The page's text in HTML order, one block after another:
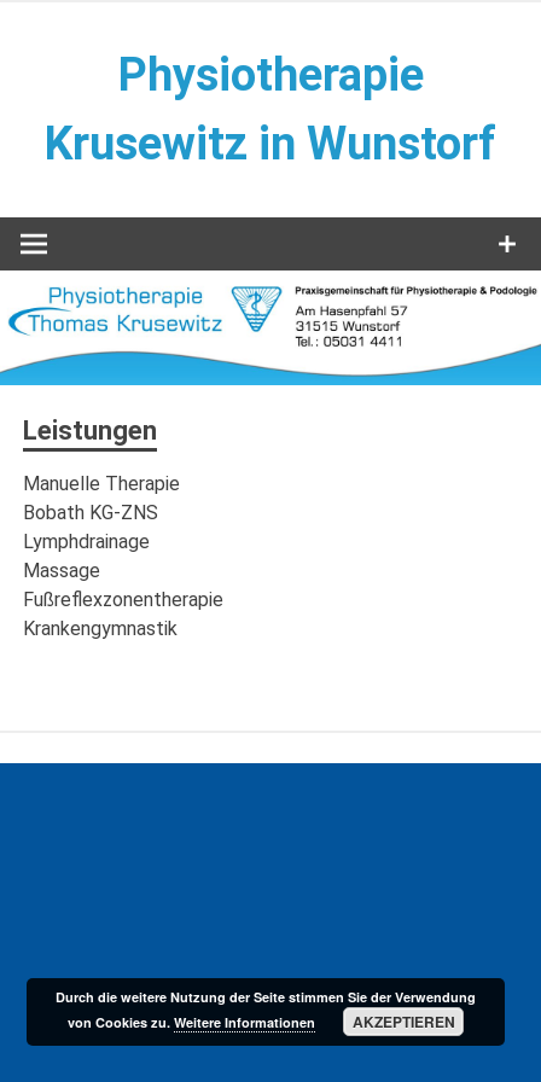
Physiotherapie
Krusewitz in Wunstorf
Leistungen
Manuelle Therapie
Bobath KG-ZNS
Lymphdrainage
Massage
Fußreflexzonentherapie
Krankengymnastik
Durch die weitere Nutzung der Seite stimmen Sie der Verwendung
von Cookies zu.Weitere Informationen AKZEPTIEREN